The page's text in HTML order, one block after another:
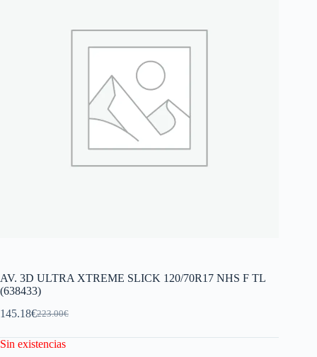
AV. 3D ULTRA XTREME SLICK 120/70R17 NHS F TL
(638433)
223.00€
145.18€
Sin existencias